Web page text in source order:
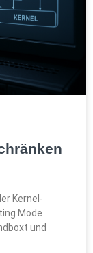
Kernel-
Mode
und